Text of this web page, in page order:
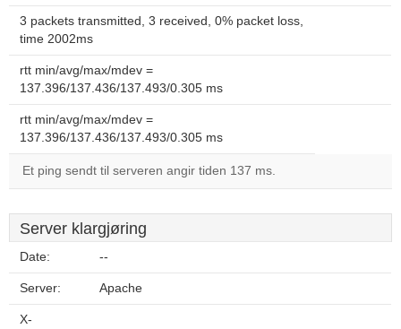
3 packets transmitted, 3 received, 0% packet loss,
time 2002ms
rtt min/avg/max/mdev =
137.396/137.436/137.493/0.305 ms
rtt min/avg/max/mdev =
137.396/137.436/137.493/0.305 ms
Et ping sendt til serveren angir tiden 137 ms.
Server klargjøring
Date: --
Server: Apache
X-